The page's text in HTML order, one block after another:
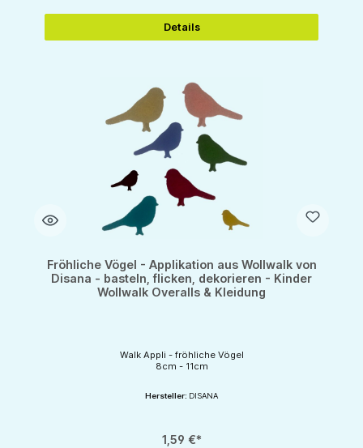
Details
Fröhliche Vögel - Applikation aus Wollwalk von
Disana - basteln, flicken, dekorieren - Kinder
Wollwalk Overalls & Kleidung
Walk Appli - fröhliche Vögel
8cm - 11cm
Hersteller: DISANA
1,59 €*